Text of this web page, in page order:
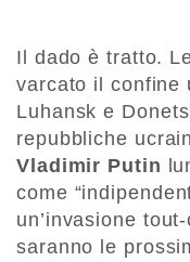
Il dado è tratto.
varcato il confine
Luhansk e
repubbliche
Vladimir Putin
come
un’invasione
saranno le